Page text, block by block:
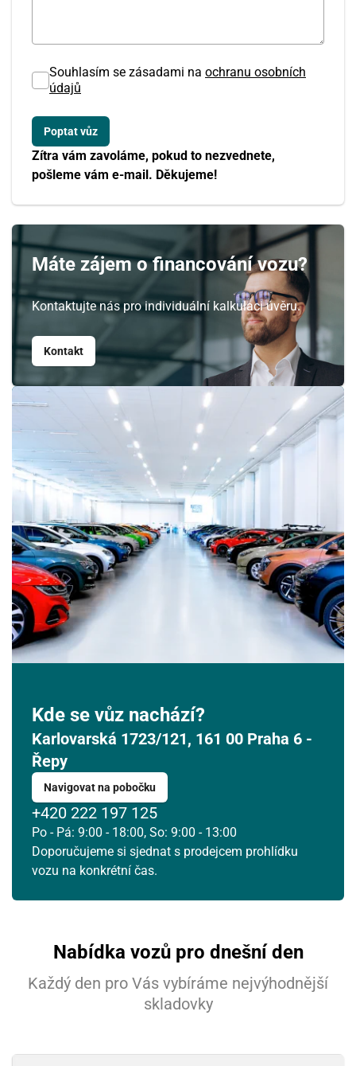
Souhlasím se zásadami na ochranu osobních
údajů
Zítra vám zavoláme, pokud to nezvednete,
pošleme vám e-mail. Děkujeme!
Máte zájem o financování vozu?
Kontaktujte nás pro individuální kalkulaci úvěru.
Kontakt
Kde se vůz nachází?
Karlovarská 1723/121, 161 00 Praha 6 -
Řepy
Navigovat na pobočku
+420 222 197 125
Po - Pá: 9:00 - 18:00, So: 9:00 - 13:00
Doporučujeme si sjednat s prodejcem prohlídku
vozu na konkrétní čas.
Nabídka vozů pro dnešní den
Každý den pro Vás vybíráme nejvýhodnější
skladovky
Srpen
NE
29 1 2
3 7 8
10 11 12 13
17 18 19 21 22 23
24 25 26 28 29 30
31 1 6